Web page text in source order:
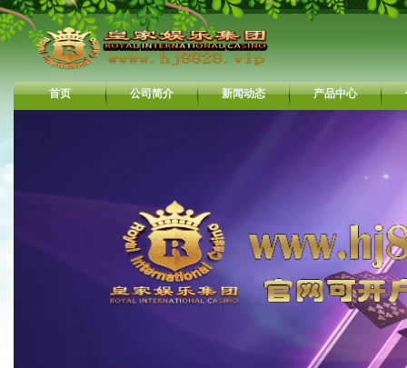
首页 公司简介 新闻动态 产品中心